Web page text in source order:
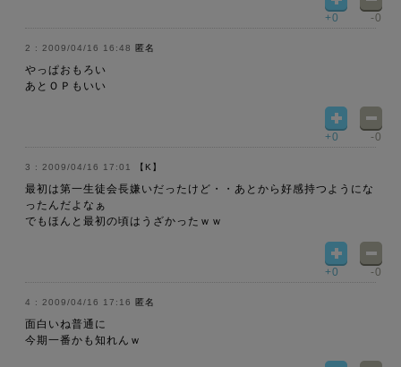
+0 -0
2009/04/16 16:48 匿名
やっぱおもろい
あとＯＰもいい
+0 -0
2009/04/16 17:01 【K】
最初は第一生徒会長嫌いだったけど・・あとから好感持つようにな
ったんだよなぁ
でもほんと最初の頃はうざかったｗｗ
+0 -0
2009/04/16 17:16 匿名
面白いね普通に
今期一番かも知れんｗ